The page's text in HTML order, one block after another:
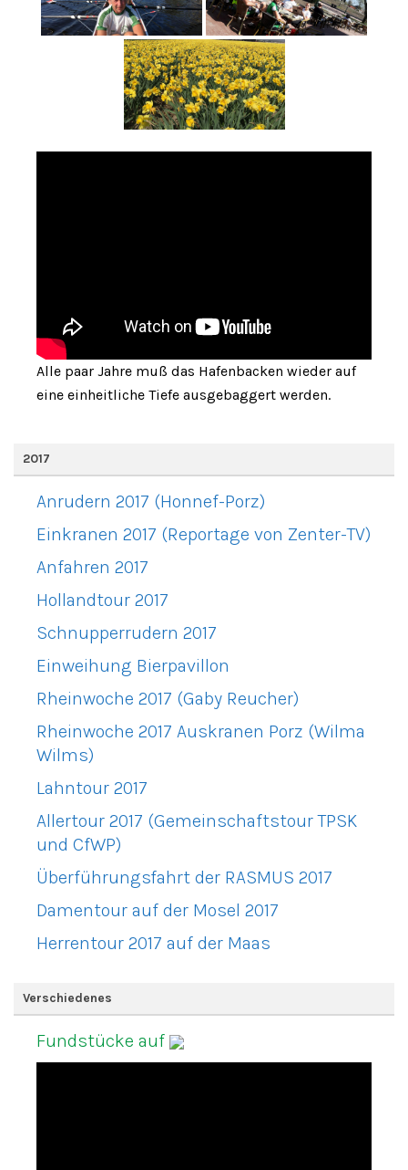
Alle paar Jahre muß das Hafenbacken wieder auf
eine einheitliche Tiefe ausgebaggert werden.
2017
Anrudern 2017 (Honnef-Porz)
Einkranen 2017 (Reportage von Zenter-TV)
Anfahren 2017
Hollandtour 2017
Schnupperrudern 2017
Einweihung Bierpavillon
Rheinwoche 2017 (Gaby Reucher)
Rheinwoche 2017 Auskranen Porz (Wilma
Wilms)
Lahntour 2017
Allertour 2017 (Gemeinschaftstour TPSK
und CfWP)
Überführungsfahrt der RASMUS 2017
Damentour auf der Mosel 2017
Herrentour 2017 auf der Maas
Verschiedenes
Fundstücke auf